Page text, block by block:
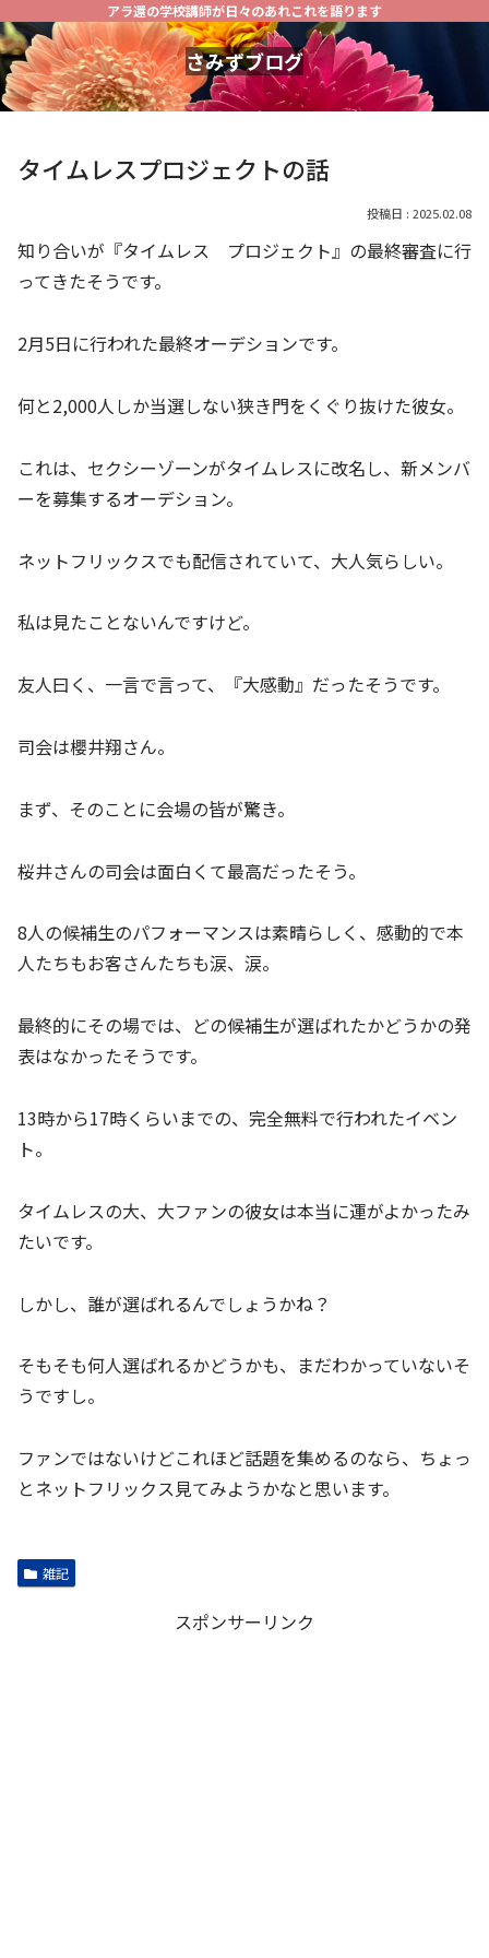
アラ還の学校講師が日々のあれこれを語ります
さみずブログ
タイムレスプロジェクトの話
2025.02.08
知り合いが『タイムレス プロジェクト』の最終審査に行
ってきたそうです。
2月5日に行われた最終オーデションです。
何と2,000人しか当選しない狭き門をくぐり抜けた彼女。
これは、セクシーゾーンがタイムレスに改名し、新メンバ
ーを募集するオーデション。
ネットフリックスでも配信されていて、大人気らしい。
私は見たことないんですけど。
友人曰く、一言で言って、『大感動』だったそうです。
司会は櫻井翔さん。
まず、そのことに会場の皆が驚き。
桜井さんの司会は面白くて最高だったそう。
8人の候補生のパフォーマンスは素晴らしく、感動的で本
人たちもお客さんたちも涙、涙。
最終的にその場では、どの候補生が選ばれたかどうかの発
表はなかったそうです。
13時から17時くらいまでの、完全無料で行われたイベン
ト。
タイムレスの大、大ファンの彼女は本当に運がよかったみ
たいです。
しかし、誰が選ばれるんでしょうかね？
そもそも何人選ばれるかどうかも、まだわかっていないそ
うですし。
ファンではないけどこれほど話題を集めるのなら、ちょっ
とネットフリックス見てみようかなと思います。
雑記
スポンサーリンク